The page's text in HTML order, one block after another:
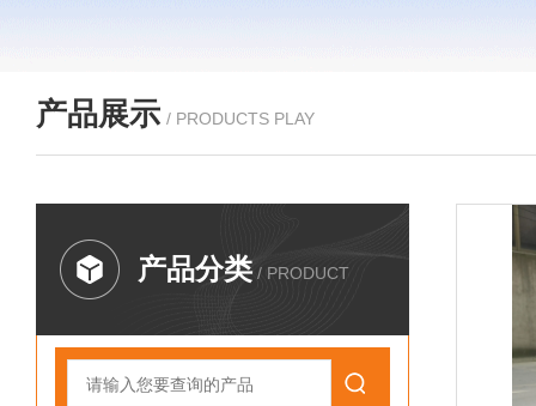
产品展示 / PRODUCTS PLAY
产品分类 / PRODUCT